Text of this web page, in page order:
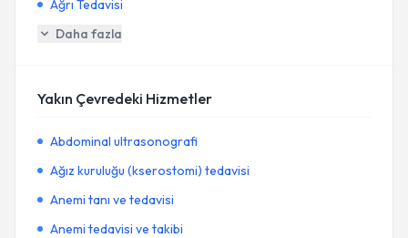
Ağrı Tedavisi
Daha fazla
Yakın Çevredeki Hizmetler
Abdominal ultrasonografi
Ağız kuruluğu (kserostomi) tedavisi
Anemi tanı ve tedavisi
Anemi tedavisi ve takibi